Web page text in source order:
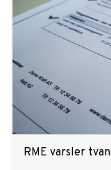
RME varsler